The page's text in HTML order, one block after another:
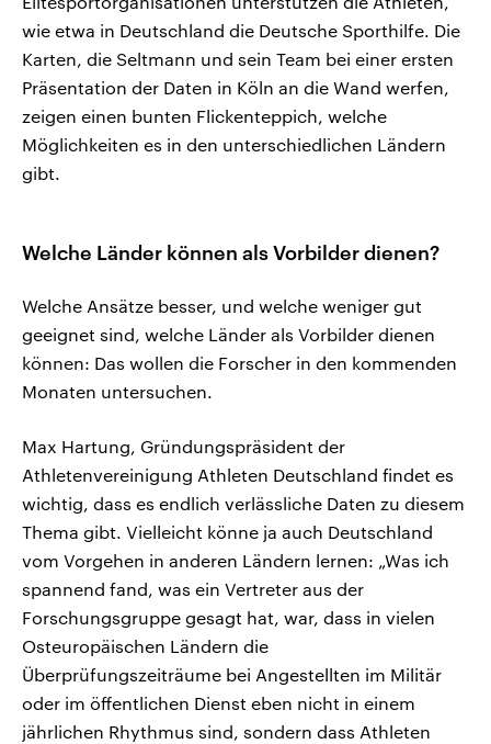
wie etwa in Deutschland die Deutsche Sporthilfe. Die
Karten, die Seltmann und sein Team bei einer ersten
Präsentation der Daten in Köln an die Wand werfen,
zeigen einen bunten Flickenteppich, welche
Möglichkeiten es in den unterschiedlichen Ländern
gibt.
Welche Länder können als Vorbilder dienen?
Welche Ansätze besser, und welche weniger gut
geeignet sind, welche Länder als Vorbilder dienen
können: Das wollen die Forscher in den kommenden
Monaten untersuchen.
Max Hartung, Gründungspräsident der
Athletenvereinigung Athleten Deutschland findet es
wichtig, dass es endlich verlässliche Daten zu diesem
Thema gibt. Vielleicht könne ja auch Deutschland
vom Vorgehen in anderen Ländern lernen: „Was ich
spannend fand, was ein Vertreter aus der
Forschungsgruppe gesagt hat, war, dass in vielen
Osteuropäischen Ländern die
Überprüfungszeiträume bei Angestellten im Militär
oder im öffentlichen Dienst eben nicht in einem
jährlichen Rhythmus sind, sondern dass Athleten